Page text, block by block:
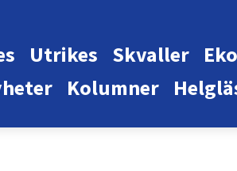
Skvaller
Utrikes
Kolumner